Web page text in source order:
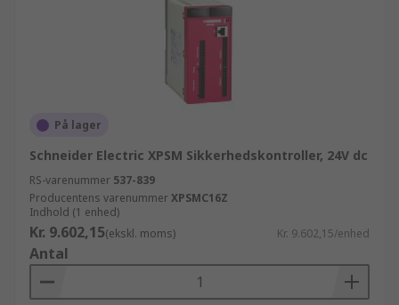
På lager
Schneider Electric XPSM Sikkerhedskontroller, 24V dc
RS-varenummer 537-839
Producentens varenummerXPSMC16Z
Indhold (1 enhed)
Kr. 9.602,15(ekskl. moms) Kr. 9.602,15/enhed
Antal